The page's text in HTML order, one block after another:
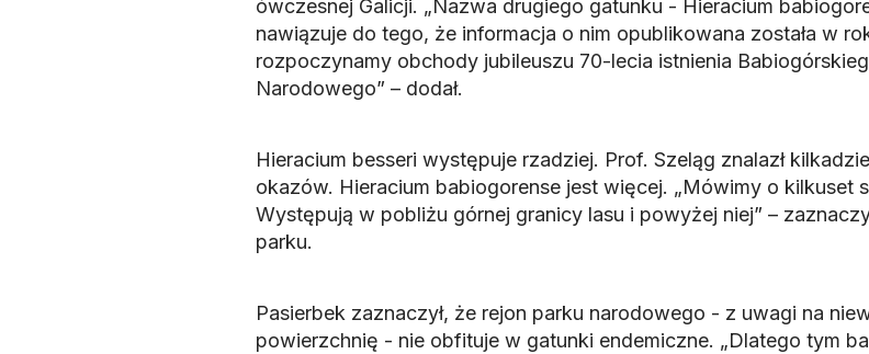
ówczesnej Galicji. „Nazwa drugiego gatunku - Hieracium
nawiązuje do tego, że informacja o nim opublikowana została w
rozpoczynamy obchody jubileuszu 70-lecia istnienia
Narodowego” – dodał.
Hieracium besseri występuje rzadziej. Prof. Szeląg znalazł
okazów. Hieracium babiogorense jest więcej. „Mówimy o kilkuset
Występują w pobliżu górnej granicy lasu i powyżej niej” –
parku.
Pasierbek zaznaczył, że rejon parku narodowego - z uwagi na
powierzchnię - nie obfituje w gatunki endemiczne. „Dlatego tym